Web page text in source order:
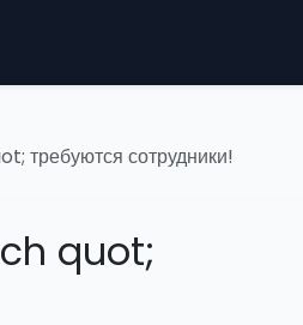
требуются сотрудники!
quot;